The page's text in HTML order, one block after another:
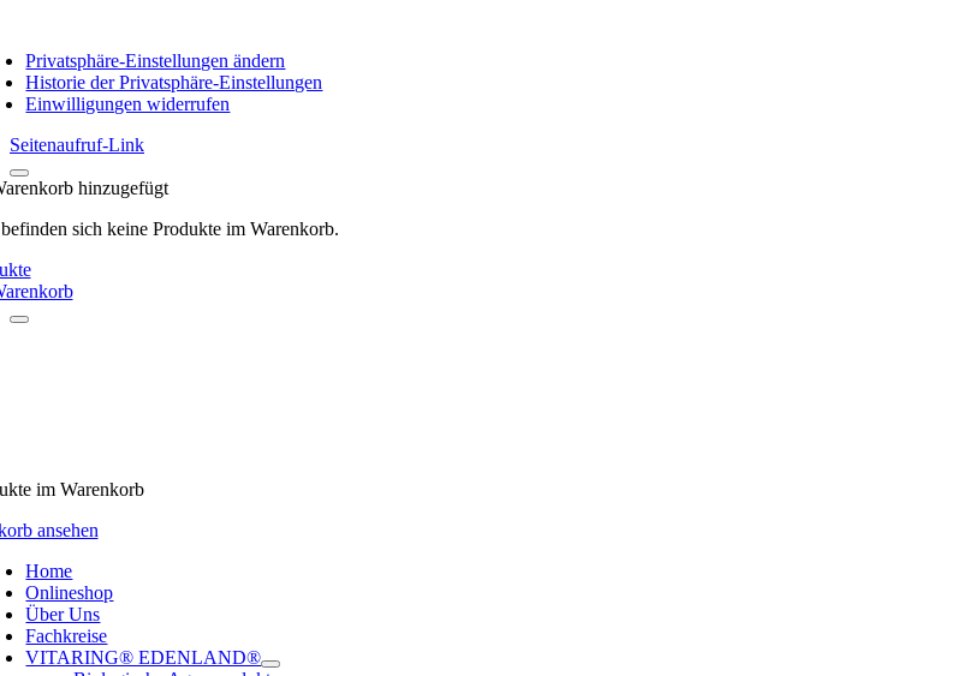
Privatsphäre-Einstellungen ändern
Historie der Privatsphäre-Einstellungen
Einwilligungen widerrufen
Seitenaufruf-Link
hinzugefügt
sich keine Produkte im Warenkorb.
im Warenkorb
ansehen
Home
Onlineshop
Über Uns
Fachkreise
VITARING® EDENLAND®